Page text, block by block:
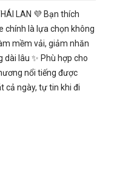
LAN 💜 Bạn thích
chính là lựa chọn không
mềm vải, giảm nhăn
lâu ✨ Phù hợp cho
nổi tiếng được
cả ngày, tự tin khi đi